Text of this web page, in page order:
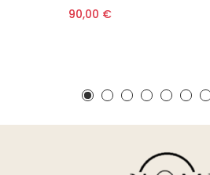
90,00 €